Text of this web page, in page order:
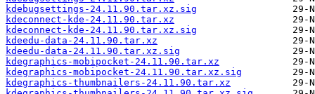
kdebugsettings-24.11.90.tar.xz.sig
kdeconnect-kde-24.11.90.tar.xz
kdeconnect-kde-24.11.90.tar.xz.sig
kdeedu-data-24.11.90.tar.xz
kdeedu-data-24.11.90.tar.xz.sig
kdegraphics-mobipocket-24.11.90.tar.xz
kdegraphics-mobipocket-24.11.90.tar.xz.sig
kdegraphics-thumbnailers-24.11.90.tar.xz